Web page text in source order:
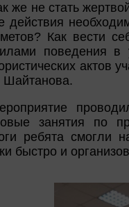
же не стать
действия
Как вести
поведения в
актов
занятия по
ребята смогли
быстро и